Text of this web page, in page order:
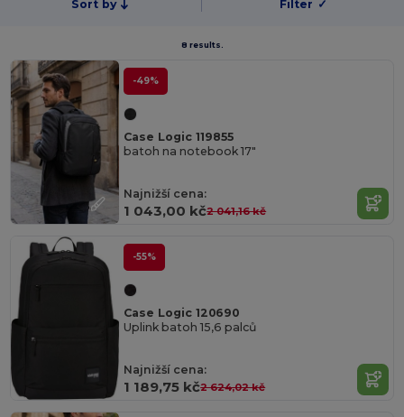
Sort by Filter ✓
8 results.
-49%
Case Logic 119855
batoh na notebook 17"
Najnižší cena:
1 043,00 kč2 041,16 kč
-55%
Case Logic 120690
Uplink batoh 15,6 palců
Najnižší cena:
1 189,75 kč2 624,02 kč